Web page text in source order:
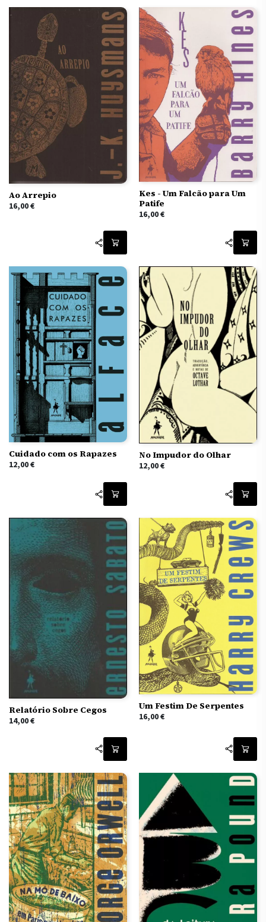
Ao Arrepio
16,00€
Kes - Um Falcão para Um
Patife
16,00€
Cuidado com os Rapazes
12,00€
No Impudor do Olhar
12,00€
Relatório Sobre Cegos
14,00€
Um Festim De Serpentes
16,00€